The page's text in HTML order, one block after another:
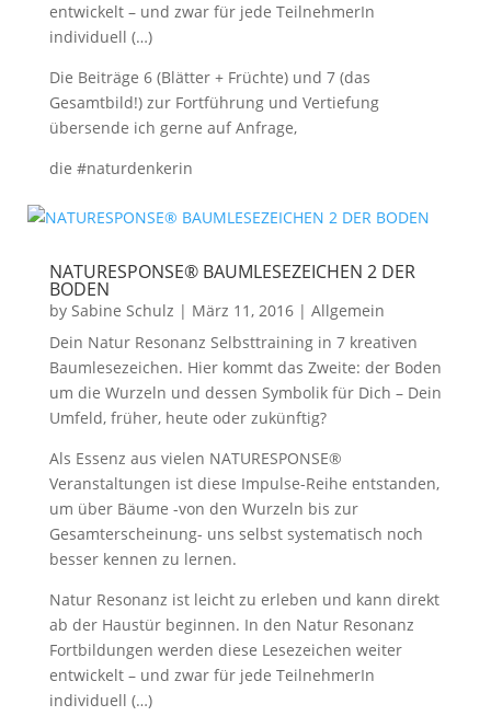
entwickelt – und zwar für jede TeilnehmerIn
individuell (…)
Die Beiträge 6 (Blätter + Früchte) und 7 (das
Gesamtbild!) zur Fortführung und Vertiefung
übersende ich gerne auf Anfrage,
die #naturdenkerin
NATURESPONSE® BAUMLESEZEICHEN 2 DER
BODEN
by Sabine Schulz | März 11, 2016| Allgemein
Dein Natur Resonanz Selbsttraining in 7 kreativen
Baumlesezeichen. Hier kommt das Zweite: der Boden
um die Wurzeln und dessen Symbolik für Dich – Dein
Umfeld, früher, heute oder zukünftig?
Als Essenz aus vielen NATURESPONSE®
Veranstaltungen ist diese Impulse-Reihe entstanden,
um über Bäume -von den Wurzeln bis zur
Gesamterscheinung- uns selbst systematisch noch
besser kennen zu lernen.
Natur Resonanz ist leicht zu erleben und kann direkt
ab der Haustür beginnen. In den Natur Resonanz
Fortbildungen werden diese Lesezeichen weiter
entwickelt – und zwar für jede TeilnehmerIn
individuell (…)